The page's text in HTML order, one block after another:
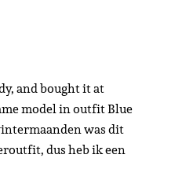
and bought it at
model in outfit Blue
was dit
dus heb ik een